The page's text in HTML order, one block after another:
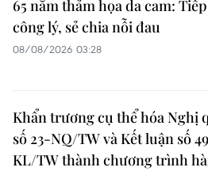
65 năm thảm họa da cam:
công lý, sẻ chia nỗi đau
08/08/2026 03:28
Khẩn trương cụ thể hóa Nghị
số 23-NQ/TW và Kết luận số
KL/TW thành chương trình